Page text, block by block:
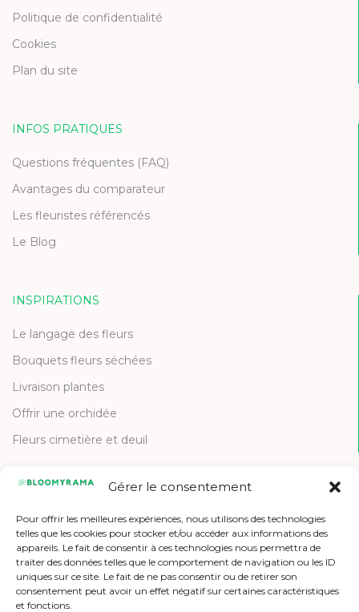
Gérer le consentement
Pour offrir les meilleures expériences, nous utilisons des technologies
telles que les cookies pour stocker et/ou accéder aux informations des
appareils. Le fait de consentir à ces technologies nous permettra de
traiter des données telles que le comportement de navigation ou les ID
uniques sur ce site. Le fait de ne pas consentir ou de retirer son
consentement peut avoir un effet négatif sur certaines caractéristiques
et fonctions.
Politique de confidentialité
Cookies
Plan du site
INFOS PRATIQUES
Questions fréquentes (FAQ)
Avantages du comparateur
Les fleuristes référencés
Le Blog
INSPIRATIONS
Le langage des fleurs
Bouquets fleurs séchées
Livraison plantes
Offrir une orchidée
Fleurs cimetière et deuil
Contactez-nous
Etre référencé
Offres d'emploi